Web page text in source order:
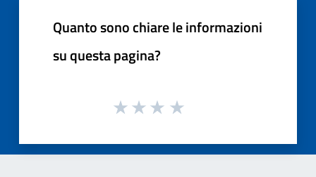
Quanto sono chiare le informazioni
su questa pagina?